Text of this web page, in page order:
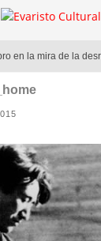
Rubio | El llovedor
Meret | Hotel Acapulco
Correa | La nieve